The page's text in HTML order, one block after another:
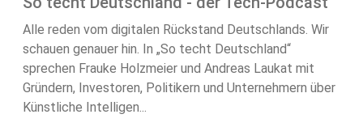
Alle reden vom digitalen Rückstand Deutschlands. Wir
schauen genauer hin. In „So techt Deutschland“
sprechen Frauke Holzmeier und Andreas Laukat mit
Gründern, Investoren, Politikern und Unternehmern über
Künstliche Intelligen...